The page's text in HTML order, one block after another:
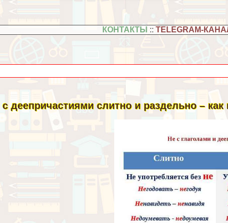
КОНТАКТЫ ::TELEGRAM-
деепричастиями слитно и раздельно –